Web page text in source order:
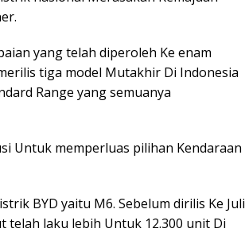
yang telah diperoleh Ke enam
tiga model Mutakhir Di Indonesia
Range yang semuanya
Untuk memperluas pilihan Kendaraan
BYD yaitu M6. Sebelum dirilis Ke Juli
telah laku lebih Untuk 12.300 unit Di